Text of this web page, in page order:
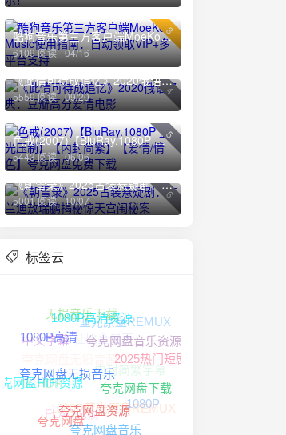
3
酷狗音乐第三方客户端MoeKoe Music使用指南：自动领取VIP+多平台支持
6109 阅读 - 04/16
4
《此情可待成追忆》2020俄语经典：豆瓣高分爱情电影
5559 阅读 - 09/20
5
色戒(2007)【BluRay.1080P 蓝光压制】【内封简繁】【爱情/情色】夸克网盘免费下载
5443 阅读 - 06/06
6
《朝雪录》2025古装悬疑剧：李兰迪敖瑞鹏揭秘惊天宫闱秘案
5001 阅读 - 10/07
标签云
夸克网盘无损音乐
夸克网盘资源
夸克网盘下载
夸克网盘音乐资源
1080P高清资源
1080P高清
夸克网盘HIFI资源
夸克网盘夸克网盘音乐
1080P
2025热门短剧
蓝光原盘REMUX
无损音乐下载
中文字幕
4K HDR
FLAC无损
1080P蓝光原盘REMUX
内封简繁字幕
杜比全景声
夸克网盘无损音源